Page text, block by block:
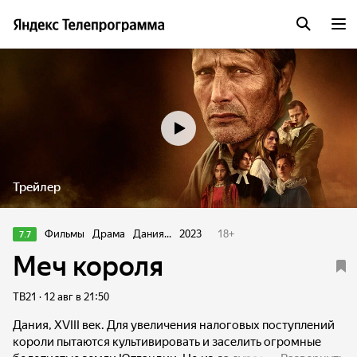
Трейлер
7.7 Фильмы Драма Дания... 2023 18+
Меч короля
ТВ21 · 12 авг в 21:50
Дания, XVIII век. Для увеличения налоговых поступлений
короли пытаются культивировать и заселить огромные